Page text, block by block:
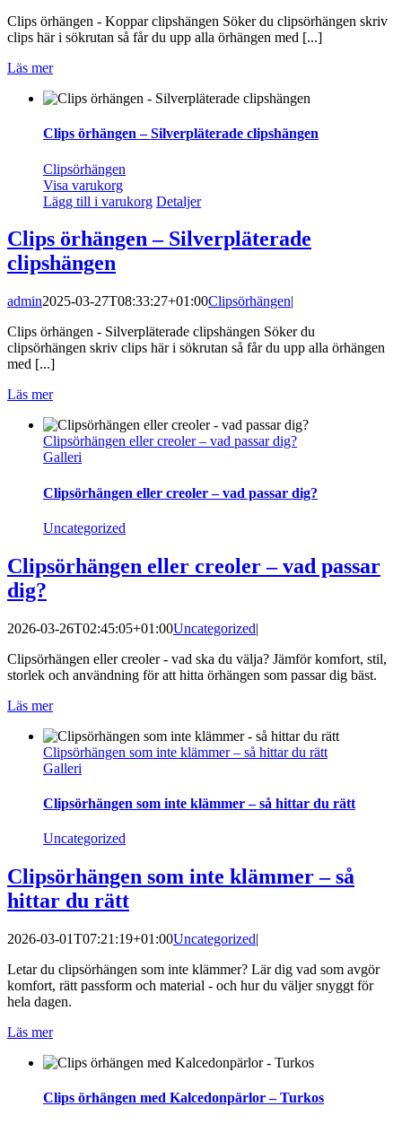
Clips örhängen - Koppar clipshängen Söker du clipsörhängen skriv
clips här i sökrutan så får du upp alla örhängen med [...]
Läs mer
Clips örhängen – Silverpläterade clipshängen
Clipsörhängen
Visa varukorg
Lägg till i varukorg Detaljer
Clips örhängen – Silverpläterade
clipshängen
admin2025-03-27T08:33:27+01:00Clipsörhängen|
Clips örhängen - Silverpläterade clipshängen Söker du
clipsörhängen skriv clips här i sökrutan så får du upp alla örhängen
med [...]
Läs mer
Clipsörhängen eller creoler – vad passar dig?
Galleri
Clipsörhängen eller creoler – vad passar dig?
Uncategorized
Clipsörhängen eller creoler – vad passar
dig?
2026-03-26T02:45:05+01:00Uncategorized|
Clipsörhängen eller creoler - vad ska du välja? Jämför komfort, stil,
storlek och användning för att hitta örhängen som passar dig bäst.
Läs mer
Clipsörhängen som inte klämmer – så hittar du rätt
Galleri
Clipsörhängen som inte klämmer – så hittar du rätt
Uncategorized
Clipsörhängen som inte klämmer – så
hittar du rätt
2026-03-01T07:21:19+01:00Uncategorized|
Letar du clipsörhängen som inte klämmer? Lär dig vad som avgör
komfort, rätt passform och material - och hur du väljer snyggt för
hela dagen.
Läs mer
Clips örhängen med Kalcedonpärlor – Turkos